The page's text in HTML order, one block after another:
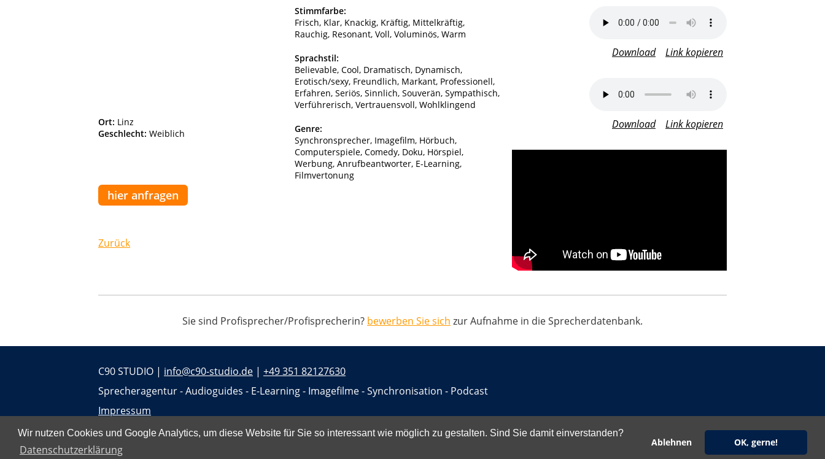
Wir nutzen Cookies und Google Analytics, um diese Website für Sie so interessant wie möglich zu gestalten. Sind Sie damit einverstanden?
Datenschutzerklärung
Ablehnen OK, gerne!
Ort: Linz
Geschlecht: Weiblich
hier anfragen
Zurück
Stimmfarbe:
Frisch, Klar, Knackig, Kräftig, Mittelkräftig,
Rauchig, Resonant, Voll, Voluminös, Warm
Sprachstil:
Believable, Cool, Dramatisch, Dynamisch,
Erotisch/sexy, Freundlich, Markant, Professionell,
Erfahren, Seriös, Sinnlich, Souverän, Sympathisch,
Verführerisch, Vertrauensvoll, Wohlklingend
Genre:
Synchronsprecher, Imagefilm, Hörbuch,
Computerspiele, Comedy, Doku, Hörspiel,
Werbung, Anrufbeantworter, E-Learning,
Filmvertonung
Download Link kopieren
Download Link kopieren
Sie sind Profisprecher/Profisprecherin? bewerben Sie sich zur Aufnahme in die Sprecherdatenbank.
C90 STUDIO | info@c90-studio.de | +49 351 82127630
Sprecheragentur - Audioguides - E-Learning - Imagefilme - Synchronisation - Podcast
Impressum
Datenschutz
Jobs